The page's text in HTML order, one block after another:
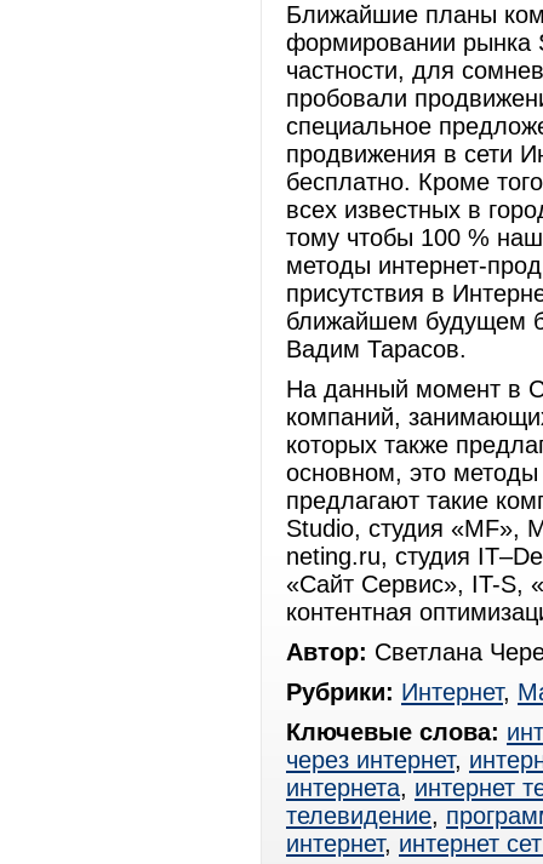
Ближайшие планы
формировании рынка
частности, для
пробовали
специальное
продвижения в сети
бесплатно. Кроме
всех известных в
тому чтобы 100 %
методы интернет-
присутствия в
ближайшем будущем
Вадим Тарасов.
На данный момент в
компаний,
которых также
основном, это
предлагают такие
Studio, студия «MF»,
neting.ru, студия
«Сайт Сервис», IT-S,
контентная
Автор: Светлана
Рубрики: Интернет,
Ключевые слова:
через интернет,
интернета, интернет
телевидение,
интернет, интернет